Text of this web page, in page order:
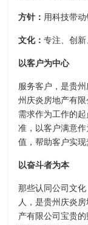
方针： 用科技带动
文化： 专注、创
以客户为中心
服务客户，是贵
州庆炎房地产有
需求作为工作的
准，以客户满意
值，帮助客户实现
以奋斗者为本
那些认同公司文
人，是贵州庆炎
产有限公司宝贵